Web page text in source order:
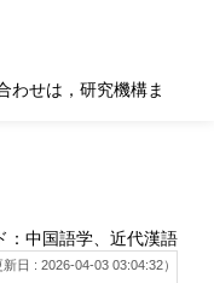
わせは，研究機構ま
：中国語学、近代漢語
新日 : 2026-04-03 03:04:32）